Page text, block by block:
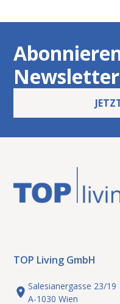
Newsletter
TOP Living GmbH
Salesianergasse 23/19
A-1030 Wien